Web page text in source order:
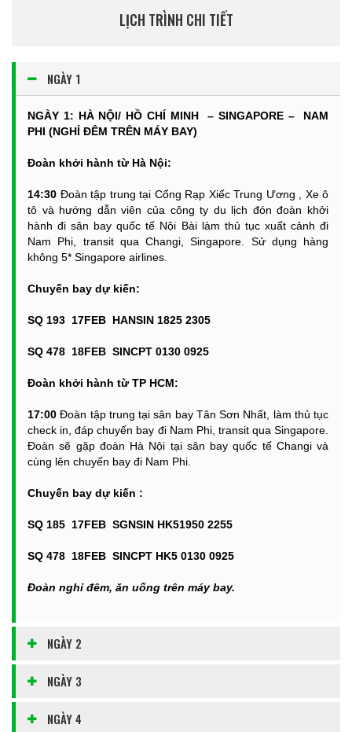
LỊCH TRÌNH CHI TIẾT
NGÀY 1
NGÀY 1: HÀ NỘI/ HỒ CHÍ MINH – SINGAPORE – NAM
PHI (NGHỈ ĐÊM TRÊN MÁY BAY)
Đoàn khởi hành từ Hà Nội:
14:30 Đoàn tập trung tại Cổng Rạp Xiếc Trung Ương , Xe ô
tô và hướng dẫn viên của công ty du lịch đón đoàn khởi
hành đi sân bay quốc tế Nội Bài làm thủ tục xuất cảnh đi
Nam Phi, transit qua Changi, Singapore. Sử dụng hàng
không 5* Singapore airlines.
Chuyến bay dự kiến:
SQ 193 17FEB HANSIN 1825 2305
SQ 478 18FEB SINCPT 0130 0925
Đoàn khởi hành từ TP HCM:
17:00 Đoàn tập trung tại sân bay Tân Sơn Nhất, làm thủ tục
check in, đáp chuyến bay đi Nam Phi, transit qua Singapore.
Đoàn sẽ gặp đoàn Hà Nội tại sân bay quốc tế Changi và
cùng lên chuyến bay đi Nam Phi.
Chuyến bay dự kiến :
SQ 185 17FEB SGNSIN HK51950 2255
SQ 478 18FEB SINCPT HK5 0130 0925
Đoàn nghỉ đêm, ăn uống trên máy bay.
NGÀY 2
NGÀY 3
NGÀY 4